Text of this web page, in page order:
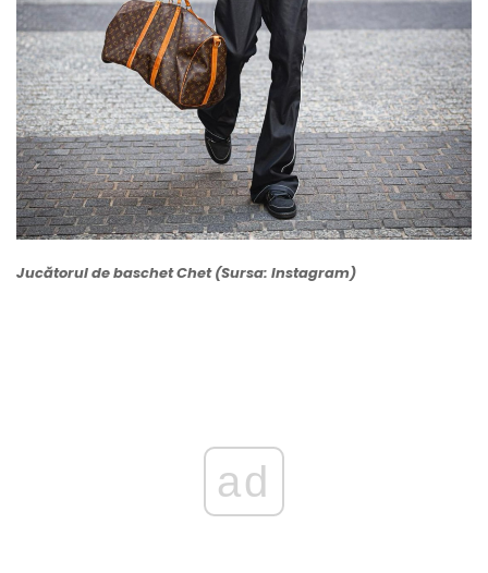
Jucătorul de baschet Chet (Sursa: Instagram)
ad